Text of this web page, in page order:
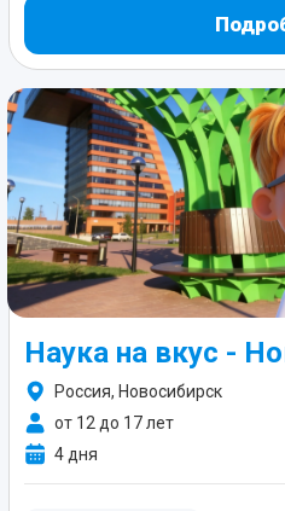
Наука на вкус -
Россия, Новосибирск
от 12 до 17 лет
4 дня